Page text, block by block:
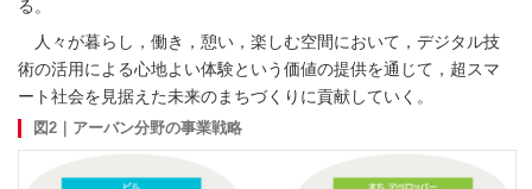
る。
人々が暮らし，働き，憩い，楽しむ空間において，デジタル技
術の活用による心地よい体験という価値の提供を通じて，超スマ
ート社会を見据えた未来のまちづくりに貢献していく。
図2｜アーバン分野の事業戦略